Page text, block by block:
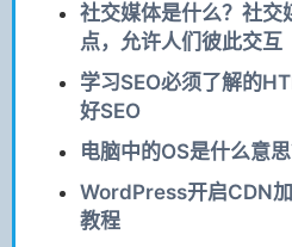
社交媒体是什么？社交
点，允许人们彼此交互
学习SEO必须了解的
好SEO
电脑中的OS是什么意思
WordPress开启CDN
教程